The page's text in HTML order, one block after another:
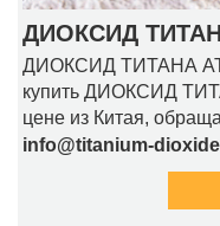
ДИОКСИД
ДИОКСИД ТИТАНА
купить ДИОКСИД
цене из Китая,
info@titanium-